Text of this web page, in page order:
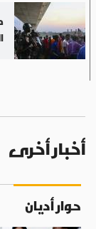
أخبار أخرى
حوار أديان